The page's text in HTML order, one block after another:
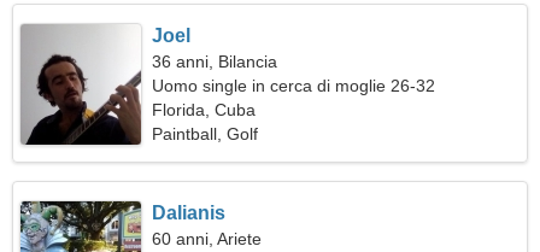
Joel
36 anni, Bilancia
Uomo single in cerca di moglie 26-32
Florida, Cuba
Paintball, Golf
Dalianis
60 anni, Ariete